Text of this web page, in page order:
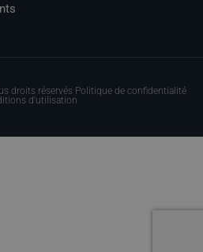
droits réservés Politique de confidentialité
d'utilisation